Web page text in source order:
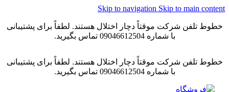
Skip to navigation Skip to main content
خطوط تلفن شرکت موقتاً دچار اختلال هستند. لطفاً برای پشتیبانی
با شماره 09046612504 تماس بگیرید.
خطوط تلفن شرکت موقتاً دچار اختلال هستند. لطفاً برای پشتیبانی
با شماره 09046612504 تماس بگیرید.